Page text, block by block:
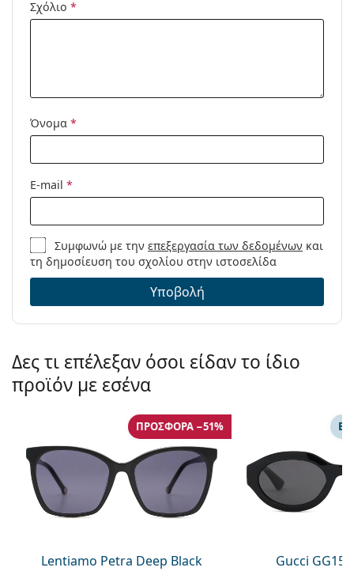
Χρήση:
Μόδα
Σχόλιο *
Όνομα *
E-mail *
Συμφωνώ με τηνεπεξεργασία των δεδομένων και
τη δημοσίευση του σχολίου στην ιστοσελίδα
Υποβολή
Δες τι επέλεξαν όσοι είδαν το ίδιο
προϊόν με εσένα
Lentiamo Petra Deep Black
ΠΡΟΣΦΟΡΆ −51%
Gucci